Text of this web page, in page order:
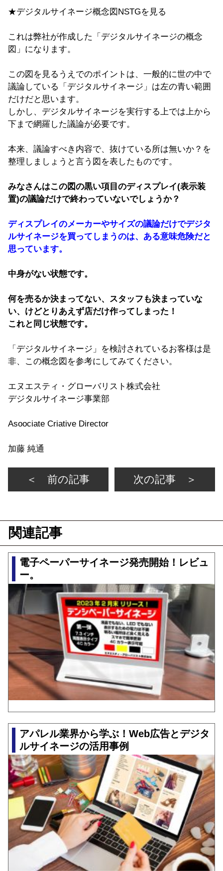
★デジタルサイネージ概念図NSTGを見る
これは弊社が作成した「デジタルサイネージの概念
図」になります。
この図を見るうえでのポイントは、一般的に世の中で
議論している「デジタルサイネージ」は左の青い範囲
だけだと思います。
しかし、デジタルサイネージを実行する上では上から
下まで網羅した議論が必要です。
本来、議論すべき内容で、抜けている所は無いか？を
整理しましょうと言う図を表したものです。
みなさんはこの図の黒い項目のディスプレイ(表示装
置)の議論だけで終わっていないでしょうか？
ディスプレイのメーカーやサイズの議論だけでデジタ
ルサイネージを買ってしまうのは、ある意味危険だと
思っています。
中身がない状態です。
何を売るか決まってない、スタッフも決まっていな
い、けどとりあえず店だけ作ってしまった！
これと同じ状態です。
「デジタルサイネージ」を検討されているお客様は是
非、この概念図を参考にしてみてください。
エヌエスティ・グローバリスト株式会社
デジタルサイネージ事業部
Asoociate Criative Director
加藤 純通
＜ 前の記事 次の記事 ＞
関連記事
電子ペーパーサイネージ発売開始！レビュ
ー。
アパレル業界から学ぶ！Web広告とデジタ
ルサイネージの活用事例